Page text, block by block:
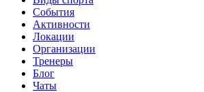
События
Активности
Локации
Организации
Тренеры
Блог
Чаты